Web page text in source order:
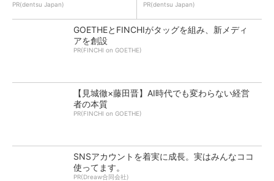
PR(dentsu Japan) PR(dentsu Japan)
GOETHEとFINCHIがタッグを組み、新メディ
アを創設
PR(FINCHI on GOETHE)
【見城徹×藤田晋】AI時代でも変わらない経営
者の本質
PR(FINCHI on GOETHE)
SNSアカウントを着実に成長。実はみんなココ
使ってます。
PR(Dreaw合同会社)